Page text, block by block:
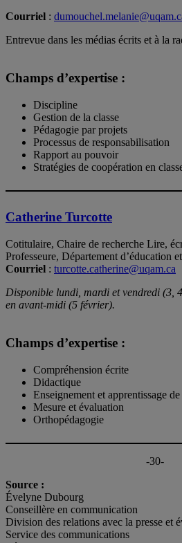
Courriel :
Entrevue dans les médias écrits et à la
Champs d’expertise :
Discipline
Gestion de la classe
Pédagogie par projets
Processus de responsabilisation
Rapport au pouvoir
Stratégies de coopération en
Catherine Turcotte
Cotitulaire, Chaire de recherche Lire,
Professeure, Département d’éducation
Courriel : turcotte.catherine@uqam.ca
Disponible lundi, mardi et vendredi (3,
en avant-midi (5 février).
Champs d’expertise :
Compréhension écrite
Didactique
Enseignement et apprentissage
Mesure et évaluation
Orthopédagogie
-30-
Source :
Évelyne Dubourg
Conseillère en communication
Division des relations avec la presse et
Service des communications